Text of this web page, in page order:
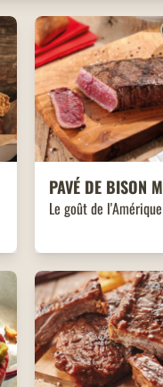
PAVÉ DE BISON
Le goût de l'Amérique